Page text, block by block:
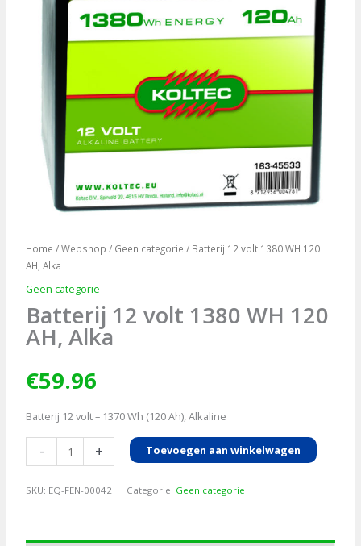
Home /Webshop / Geen categorie / Batterij 12 volt 1380 WH 120
AH, Alka
Geen categorie
Batterij 12 volt 1380 WH 120
AH, Alka
€59.96
Batterij 12 volt – 1370 Wh (120 Ah), Alkaline
-
12
volt
120
+ Toevoegen aan winkelwagen
SKU: EQ-FEN-00042 Categorie: Geen categorie